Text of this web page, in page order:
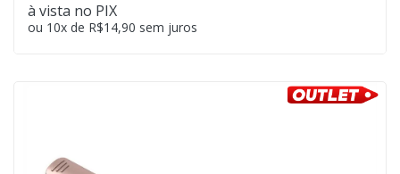
à vista no PIX
ou 10x de R$14,90 sem juros